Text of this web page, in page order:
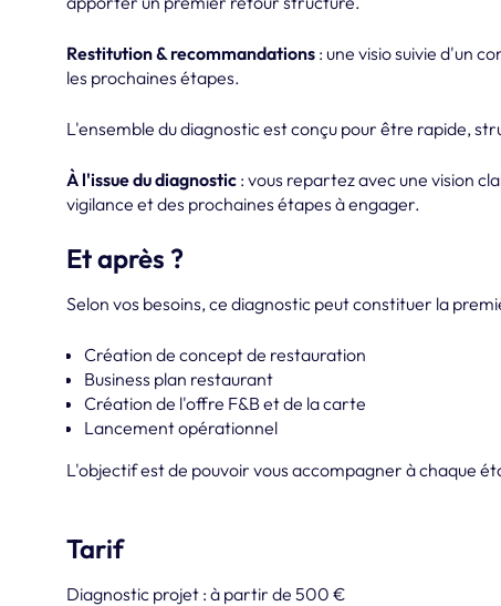
Restitution & recommandations : une visio suivie d'un
les prochaines étapes.
L'ensemble du diagnostic est conçu pour être rapide,
À l'issue du diagnostic : vous repartez avec une vision
vigilance et des prochaines étapes à engager.
Et après ?
Selon vos besoins, ce diagnostic peut constituer la
Création de concept de restauration
Business plan restaurant
Création de l'offre F&B et de la carte
Lancement opérationnel
L'objectif est de pouvoir vous accompagner à chaque
Tarif
Diagnostic projet : à partir de 500 €